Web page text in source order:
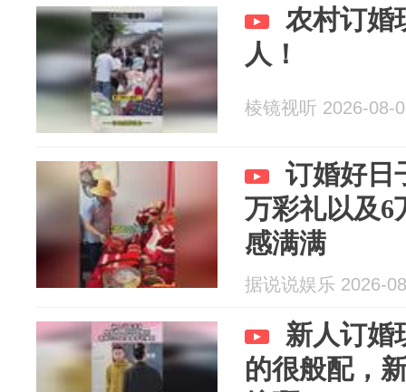
农村订婚
人！
棱镜视听 2026-08-
订婚好日
万彩礼以及6
感满满
据说说娱乐 2026-
新人订婚
的很般配，